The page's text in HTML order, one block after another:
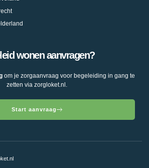
wonen aanvragen?
om je zorgaanvraag voor begeleiding in gang te
zetten via zorgloket.nl.
Start aanvraag